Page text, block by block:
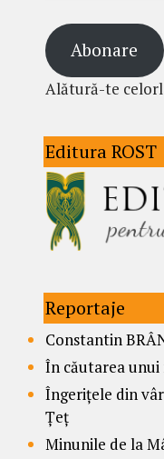
Abonare
Alătură-te
Editura ROST
Reportaje
Constantin
În căutarea
Îngerițele din
Țeț
Minunile de la